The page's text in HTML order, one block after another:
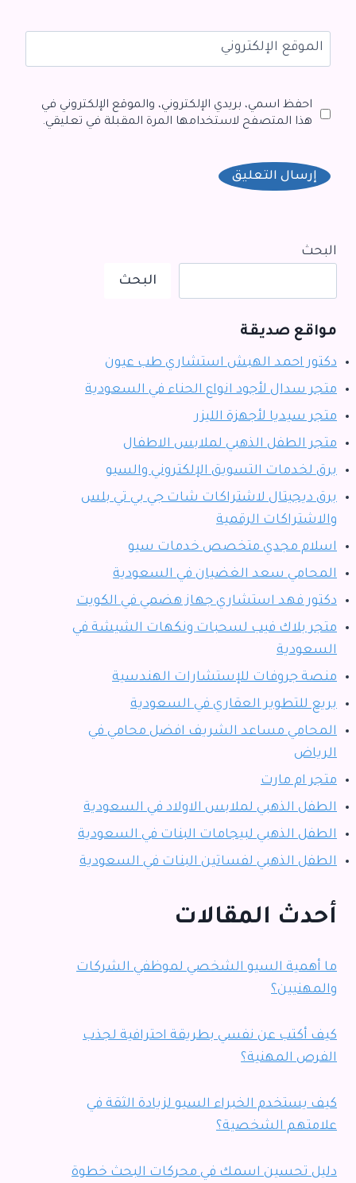
الموقع الإلكتروني
احفظ اسمي، بريدي الإلكتروني، والموقع الإلكتروني في
هذا المتصفح لاستخدامها المرة المقبلة في تعليقي.
البحث
البحث
مواقع صديقة
دكتور احمد الهبش استشاري طب عيون
متجر سدال لأجود انواع الحناء في السعودية
متجر سيديا لأجهزة الليزر
متجر الطفل الذهبي لملابس الاطفال
برق لخدمات التسويق الإلكتروني والسيو
برق ديجيتال لاشتراكات شات جي بي تي بلس
والاشتراكات الرقمية
اسلام مجدي متخصص خدمات سيو
المحامي سعد الغضيان في السعودية
دكتور فهد استشاري جهاز هضمي في الكويت
متجر بلاك فيب لسحبات ونكهات الشيشة في
السعودية
منصة جروفات للإستشارات الهندسية
بريع للتطوير العقاري في السعودية
المحامي مساعد الشريف افضل محامي في
الرياض
متجر ام مارت
الطفل الذهبي لملابس الاولاد في السعودية
الطفل الذهبي لبيجامات البنات في السعودية
الطفل الذهبي لفساتين البنات في السعودية
أحدث المقالات
ما أهمية السيو الشخصي لموظفي الشركات
والمهنيين؟
كيف أكتب عن نفسي بطريقة احترافية لجذب
الفرص المهنية؟
كيف يستخدم الخبراء السيو لزيادة الثقة في
علامتهم الشخصية؟
دليل تحسين اسمك في محركات البحث خطوة